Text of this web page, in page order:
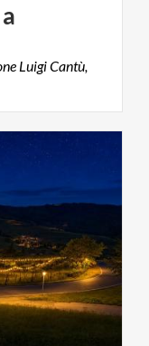
a
Luigi Cantù,